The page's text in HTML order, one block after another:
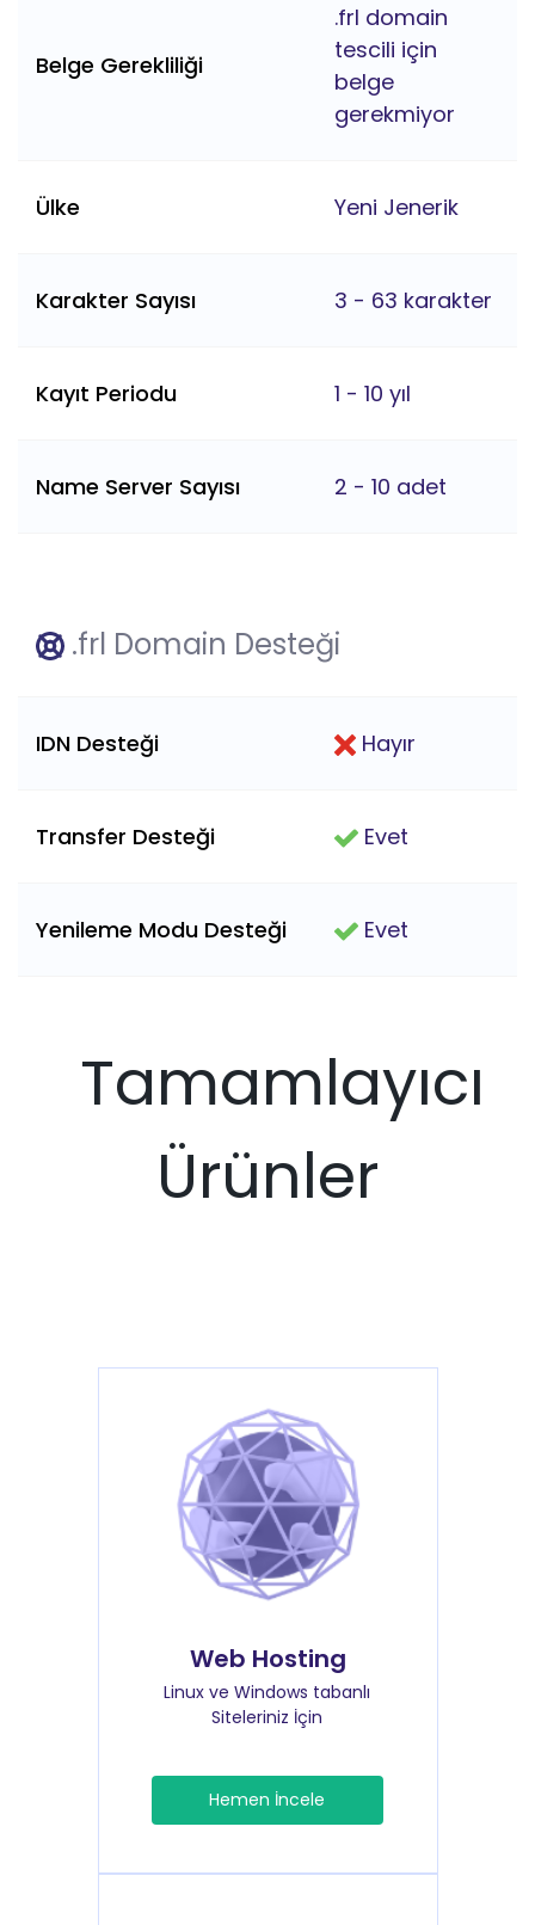
Belge Gerekliliği
.frl domain
tescili için
belge
gerekmiyor
Ülke Yeni Jenerik
Karakter Sayısı 3 - 63 karakter
Kayıt Periodu 1 - 10 yıl
Name Server Sayısı 2 - 10 adet
.frl Domain Desteği
IDN Desteği Hayır
Transfer Desteği Evet
Yenileme Modu Desteği Evet
Tamamlayıcı
Ürünler
Web Hosting
Linux ve Windows tabanlı
Siteleriniz İçin
Hemen İncele